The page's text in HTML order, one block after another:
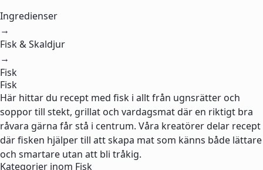
Ingredienser
→
Fisk & Skaldjur
→
Fisk
Fisk
Här hittar du recept med fisk i allt från ugnsrätter och
soppor till stekt, grillat och vardagsmat där en riktigt bra
råvara gärna får stå i centrum. Våra kreatörer delar recept
där fisken hjälper till att skapa mat som känns både lättare
och smartare utan att bli tråkig.
Kategorier inom Fisk